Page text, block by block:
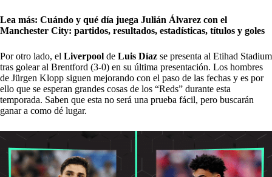
Lea más: Cuándo y qué día juega Julián Álvarez con el
Manchester City: partidos, resultados, estadísticas, títulos y goles
Por otro lado, el Liverpool de Luis Díaz se presenta al Etihad Stadium
tras golear al Brentford (3-0) en su última presentación. Los hombres
de Jürgen Klopp siguen mejorando con el paso de las fechas y es por
ello que se esperan grandes cosas de los “Reds” durante esta
temporada. Saben que esta no será una prueba fácil, pero buscarán
ganar a como dé lugar.